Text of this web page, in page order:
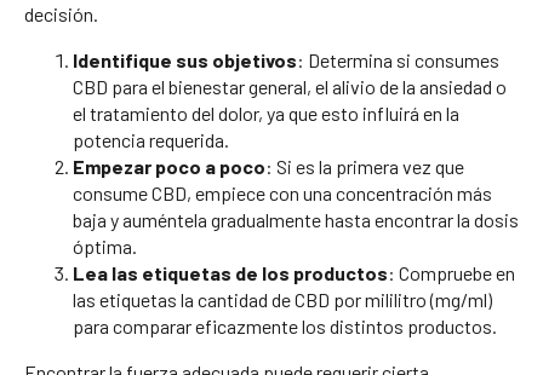
decisión.
Identifique sus objetivos: Determina si consumes
CBD para el bienestar general, el alivio de la ansiedad o
el tratamiento del dolor, ya que esto influirá en la
potencia requerida.
Empezar poco a poco: Si es la primera vez que
consume CBD, empiece con una concentración más
baja y auméntela gradualmente hasta encontrar la dosis
óptima.
Lea las etiquetas de los productos: Compruebe en
las etiquetas la cantidad de CBD por mililitro (mg/ml)
para comparar eficazmente los distintos productos.